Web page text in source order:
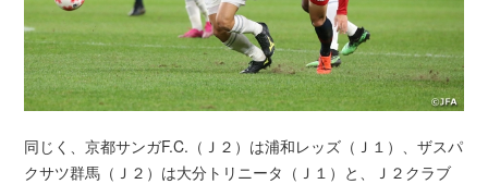
同じく、京都サンガF.C.（Ｊ２）は浦和レッズ（Ｊ１）、ザスパ
クサツ群馬（Ｊ２）は大分トリニータ（Ｊ１）と、Ｊ２クラブ